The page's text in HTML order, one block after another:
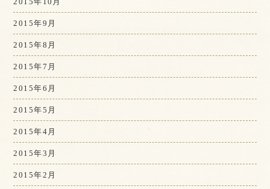
2015年9月
2015年8月
2015年7月
2015年6月
2015年5月
2015年4月
2015年3月
2015年2月